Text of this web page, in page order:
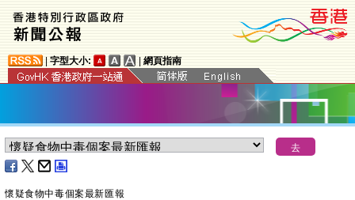
字型大小: 網頁指南
懷疑食物中毒個案最新匯報